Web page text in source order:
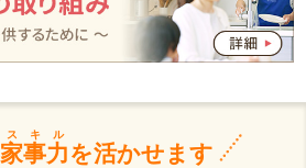
家事力
スキル
を活かせます